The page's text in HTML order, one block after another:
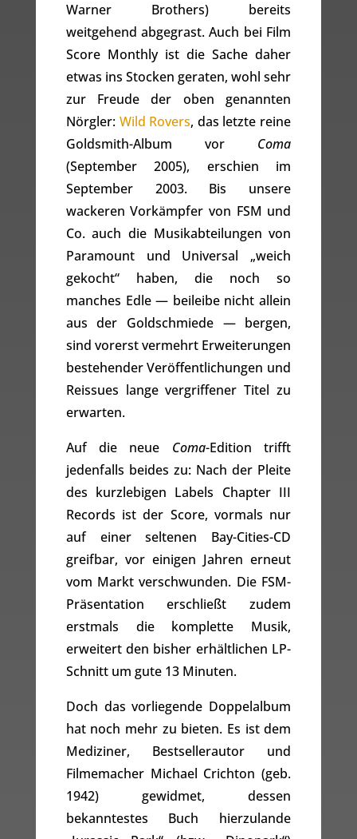
Warner Brothers) bereits
weitgehend abgegrast. Auch bei Film
Score Monthly ist die Sache daher
etwas ins Stocken geraten, wohl sehr
zur Freude der oben genannten
Nörgler: Wild Rovers, das letzte reine
Goldsmith-Album vor Coma
(September 2005), erschien im
September 2003. Bis unsere
wackeren Vorkämpfer von FSM und
Co. auch die Musikabteilungen von
Paramount und Universal „weich
gekocht“ haben, die noch so
manches Edle — beileibe nicht allein
aus der Goldschmiede — bergen,
sind vorerst vermehrt Erweiterungen
bestehender Veröffentlichungen und
Reissues lange vergriffener Titel zu
erwarten.
Auf die neue Coma-Edition trifft
jedenfalls beides zu: Nach der Pleite
des kurzlebigen Labels Chapter III
Records ist der Score, vormals nur
auf einer seltenen Bay-Cities-CD
greifbar, vor einigen Jahren erneut
vom Markt verschwunden. Die FSM-
Präsentation erschließt zudem
erstmals die komplette Musik,
erweitert den bisher erhältlichen LP-
Schnitt um gute 13 Minuten.
Doch das vorliegende Doppelalbum
hat noch mehr zu bieten. Es ist dem
Mediziner, Bestsellerautor und
Filmemacher Michael Crichton (geb.
1942) gewidmet, dessen
bekanntestes Buch hierzulande